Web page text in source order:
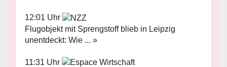
12:01 Uhr
Flugobjekt mit Sprengstoff blieb in Leipzig
unentdeckt: Wie ... »
11:31 Uhr